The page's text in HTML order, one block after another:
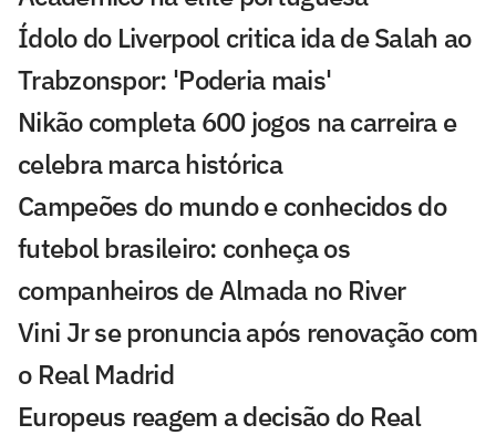
Ídolo do Liverpool critica ida de Salah ao
Trabzonspor: 'Poderia mais'
Nikão completa 600 jogos na carreira e
celebra marca histórica
Campeões do mundo e conhecidos do
futebol brasileiro: conheça os
companheiros de Almada no River
Vini Jr se pronuncia após renovação com
o Real Madrid
Europeus reagem a decisão do Real